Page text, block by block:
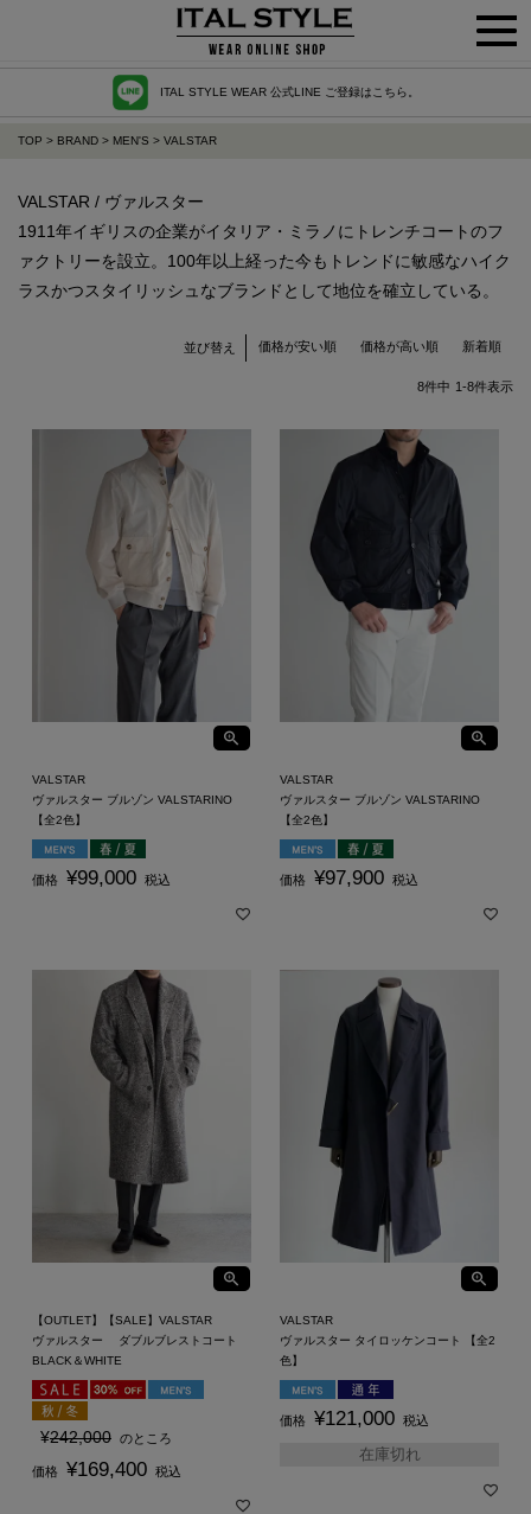
ITAL STYLE WEAR 公式LINE ご登録はこちら。
TOP BRAND MEN'S VALSTAR
VALSTAR / ヴァルスター
1911年イギリスの企業がイタリア・ミラノにトレンチコートのフ
ァクトリーを設立。100年以上経った今もトレンドに敏感なハイク
ラスかつスタイリッシュなブランドとして地位を確立している。
並び替え 価格が安い順 価格が高い順 新着順
8件中 1-8件表示
VALSTAR
ヴァルスター ブルゾン VALSTARINO
【全2色】
価格 ¥99,000 税込
VALSTAR
ヴァルスター ブルゾン VALSTARINO
【全2色】
価格 ¥97,900 税込
【OUTLET】【SALE】VALSTAR
ヴァルスター ダブルブレストコート
BLACK＆WHITE
¥242,000 のところ
価格 ¥169,400 税込
VALSTAR
ヴァルスター タイロッケンコート 【全2
色】
価格 ¥121,000 税込
在庫切れ